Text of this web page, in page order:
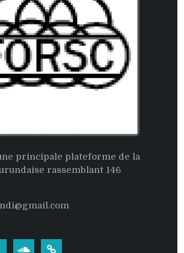
principale plateforme de la
rassemblant 146